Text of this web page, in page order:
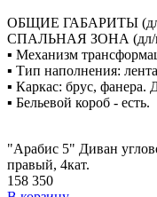
ОБЩИЕ ГАБАРИТЫ (дл/
СПАЛЬНАЯ ЗОНА (дл/
▪️ Механизм
▪️ Тип наполнения:
▪️ Каркас: брус,
▪️ Бельевой короб - есть.
"Арабис 5" Диван
правый, 4кат.
158 350